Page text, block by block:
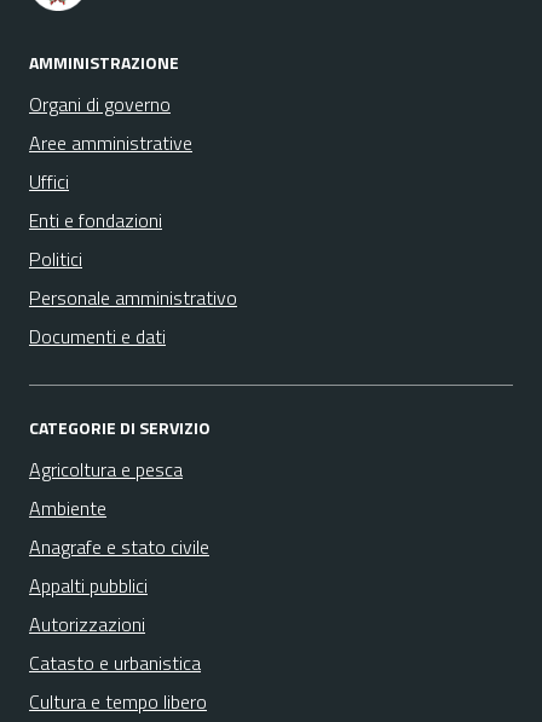
AMMINISTRAZIONE
Organi di governo
Aree amministrative
Uffici
Enti e fondazioni
Politici
Personale amministrativo
Documenti e dati
CATEGORIE DI SERVIZIO
Agricoltura e pesca
Ambiente
Anagrafe e stato civile
Appalti pubblici
Autorizzazioni
Catasto e urbanistica
Cultura e tempo libero